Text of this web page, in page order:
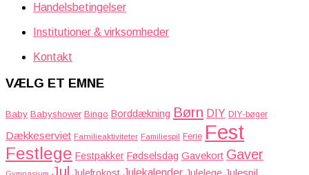
Handelsbetingelser
Institutioner & virksomheder
Kontakt
VÆLG ET EMNE
Baby Babyshower Bingo Borddækning Børn DIY DIY-bøger
Dækkeserviet Familieaktiviteter Familiespil Ferie Fest
Festlege Festpakker Fødselsdag Gavekort Gaver
Jul Julekalender